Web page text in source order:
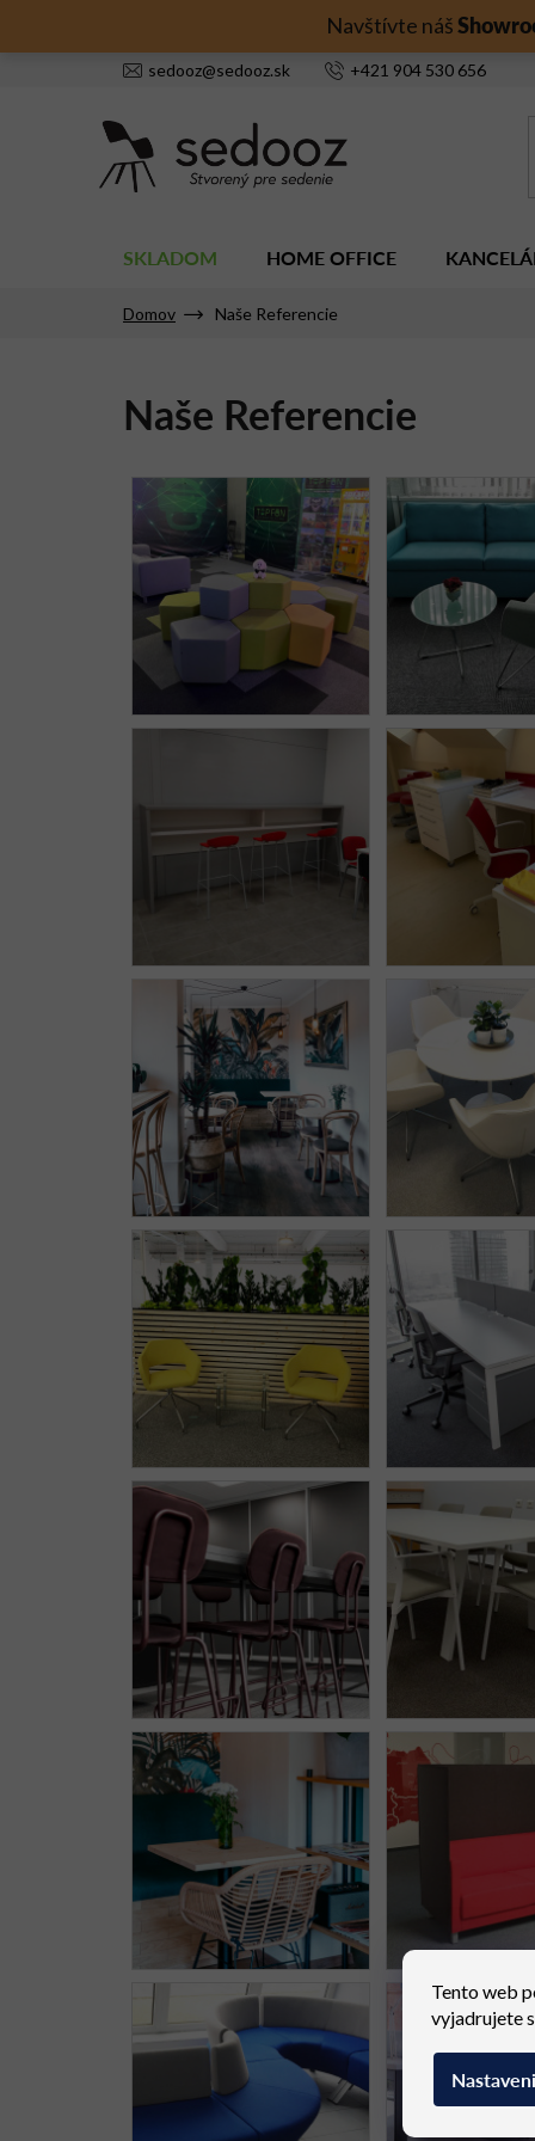
Tento web
vyjadrujete
Navštívte náš
sedooz@sedooz.sk +421 904 530 656
SKLADOM HOME OFFICE
Domov Naše Referencie
Naše Referencie